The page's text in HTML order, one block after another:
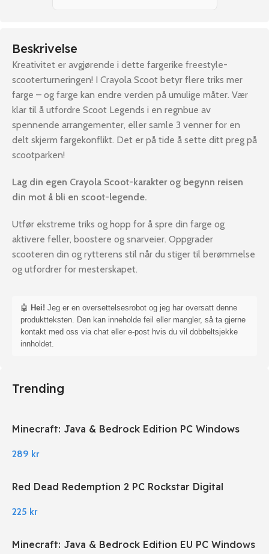
Beskrivelse
Kreativitet er avgjørende i dette fargerike freestyle-
scooterturneringen! I Crayola Scoot betyr flere triks mer
farge – og farge kan endre verden på umulige måter. Vær
klar til å utfordre Scoot Legends i en regnbue av
spennende arrangementer, eller samle 3 venner for en
delt skjerm fargekonflikt. Det er på tide å sette ditt preg på
scootparken!
Lag din egen Crayola Scoot-karakter og begynn reisen
din mot å bli en scoot-legende.
Utfør ekstreme triks og hopp for å spre din farge og
aktivere feller, boostere og snarveier. Oppgrader
scooteren din og rytterens stil når du stiger til berømmelse
og utfordrer for mesterskapet.
🤖 Hei! Jeg er en oversettelsesrobot og jeg har oversatt denne
produktteksten. Den kan inneholde feil eller mangler, så ta gjerne
kontakt med oss via chat eller e-post hvis du vil dobbeltsjekke
innholdet.
Trending
Minecraft: Java & Bedrock Edition PC Windows
289 kr
Red Dead Redemption 2 PC Rockstar Digital
225 kr
Minecraft: Java & Bedrock Edition EU PC Windows